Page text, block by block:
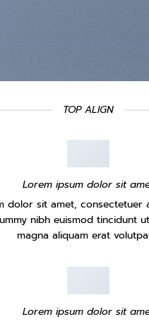
TOP ALIGN
Lorem ipsum dolor sit
dolor sit amet, consectetuer
nibh euismod tincidunt
magna aliquam erat
Lorem ipsum dolor sit